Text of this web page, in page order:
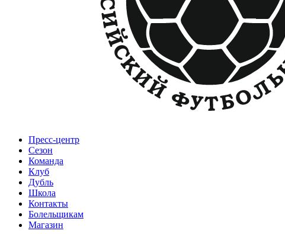
Пресс-центр
Сезон
Команда
Клуб
Дубль
Школа
Контакты
Болельщикам
Магазин